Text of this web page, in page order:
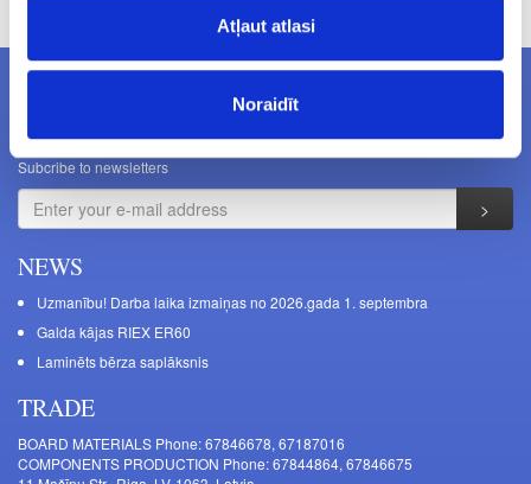
Atļaut atlasi
Noraidīt
NEWSLETTERS
Subcribe to newsletters
NEWS
Uzmanību! Darba laika izmaiņas no 2026.gada 1. septembra
Galda kājas RIEX ER60
Laminēts bērza saplāksnis
TRADE
BOARD MATERIALS Phone: 67846678, 67187016
COMPONENTS PRODUCTION Phone: 67844864, 67846675